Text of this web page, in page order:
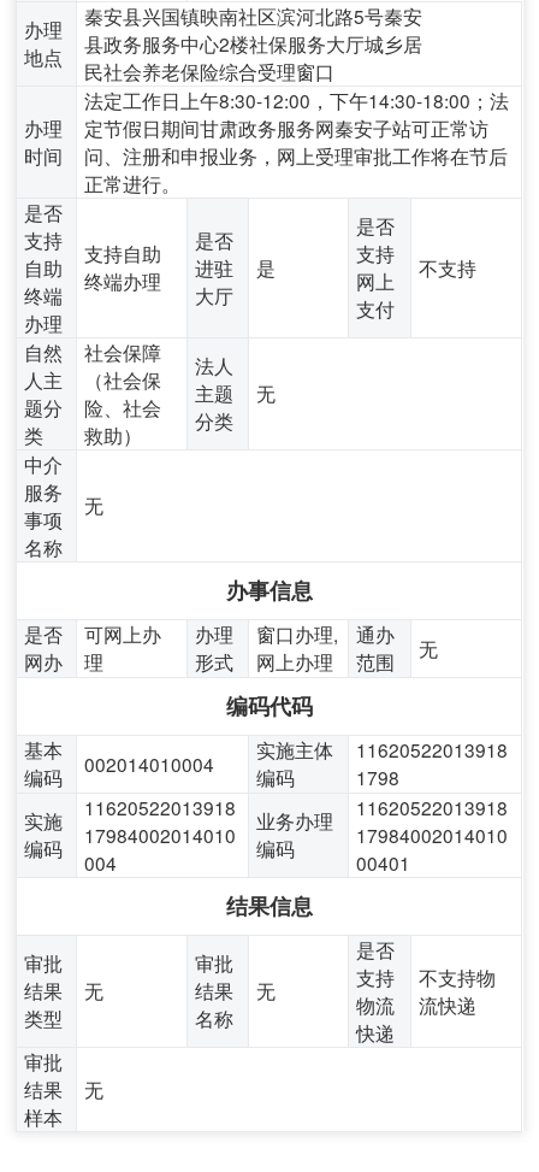
办理
地点
秦安县兴国镇映南社区滨河北路5号秦安
县政务服务中心2楼社保服务大厅城乡居
民社会养老保险综合受理窗口
办理
时间
法定工作日上午8:30-12:00，下午14:30-18:00；法
定节假日期间甘肃政务服务网秦安子站可正常访
问、注册和申报业务，网上受理审批工作将在节后
正常进行。
是否
支持
自助
终端
办理
支持自助
终端办理
是否
进驻
大厅
是
是否
支持
网上
支付
不支持
自然
人主
题分
类
社会保障
（社会保
险、社会
救助）
法人
主题
分类
无
中介
服务
事项
名称
无
办事信息
是否
网办
可网上办
理
办理
形式
窗口办理,
网上办理
通办
范围
无
编码代码
基本
编码
002014010004
实施主体
编码
11620522013918
1798
实施
编码
11620522013918
17984002014010
004
业务办理
编码
11620522013918
17984002014010
00401
结果信息
审批
结果
类型
无
审批
结果
名称
无
是否
支持
物流
快递
不支持物
流快递
审批
结果
样本
无